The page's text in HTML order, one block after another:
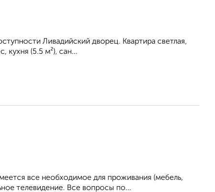
Ливадийский дворец. Квартира светлая,
кухня (5.5 м²), сан...
все необходимое для проживания (мебель,
телевидение. Все вопросы по...